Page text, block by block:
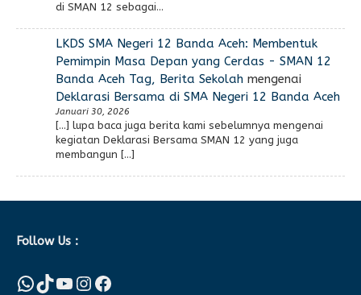
di SMAN 12 sebagai…
LKDS SMA Negeri 12 Banda Aceh: Membentuk
Pemimpin Masa Depan yang Cerdas - SMAN 12
Banda Aceh Tag, Berita Sekolahmengenai
Deklarasi Bersama di SMA Negeri 12 Banda Aceh
Januari 30, 2026
[…] lupa baca juga berita kami sebelumnya mengenai
kegiatan Deklarasi Bersama SMAN 12 yang juga
membangun […]
Follow Us :
WhatsApp
TikTok
YouTube
Instagram
Facebook